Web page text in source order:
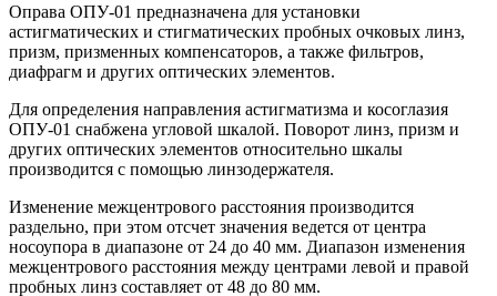
Оправа ОПУ-01 предназначена для установки
астигматических и стигматических пробных очковых линз,
призм, призменных компенсаторов, а также фильтров,
диафрагм и других оптических элементов.
Для определения направления астигматизма и косоглазия
ОПУ-01 снабжена угловой шкалой. Поворот линз, призм и
других оптических элементов относительно шкалы
производится с помощью линзодержателя.
Изменение межцентрового расстояния производится
раздельно, при этом отсчет значения ведется от центра
носоупора в диапазоне от 24 до 40 мм. Диапазон изменения
межцентрового расстояния между центрами левой и правой
пробных линз составляет от 48 до 80 мм.